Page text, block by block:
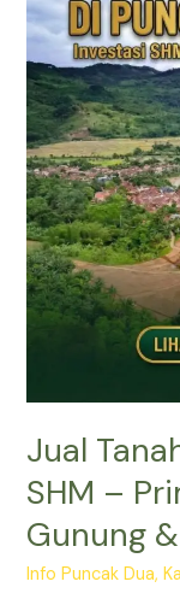
Jual
SHM –
Gunung
Info Puncak Dua,
Puncak
SHM
–
Prime
East
Bogor
(View
Gunung
&
Sawah)